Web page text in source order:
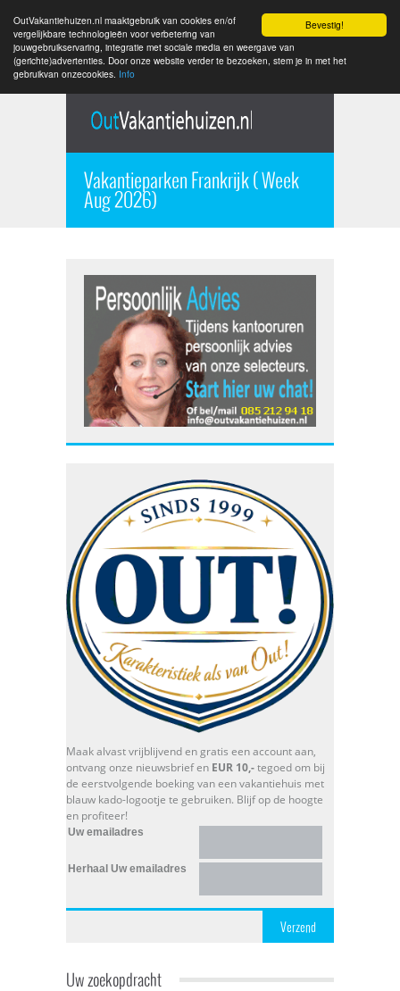
Bevestig!
OutVakantiehuizen.nl maaktgebruik van cookies en/of
vergelijkbare technologieën voor verbetering van
jouwgebruikservaring, integratie met sociale media en weergave van
(gerichte)advertenties. Door onze website verder te bezoeken, stem je in met het
gebruikvan onzecookies. Info
Vakantieparken Frankrijk ( Week
Aug 2026)
Maak alvast vrijblijvend en gratis een account aan,
ontvang onze nieuwsbrief en EUR 10,-tegoed om bij
de eerstvolgende boeking van een vakantiehuis met
blauw kado-logootje te gebruiken. Blijf op de hoogte
en profiteer!
Uw emailadres
Herhaal Uw emailadres
Verzend
Uw zoekopdracht